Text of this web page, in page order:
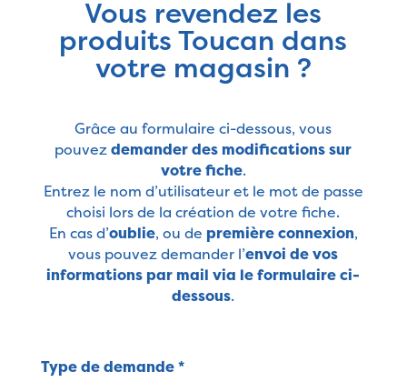
Vous revendez les
produits Toucan dans
votre magasin ?
Grâce au formulaire ci-dessous, vous
pouvezdemander des modifications sur
votre fiche.
Entrez le nom d’utilisateur et le mot de passe
choisi lors de la création de votre fiche.
En cas d’oublie, ou de première connexion,
vous pouvez demander l’envoi de vos
informations par mail via le formulaire ci-
dessous.
Type de demande *